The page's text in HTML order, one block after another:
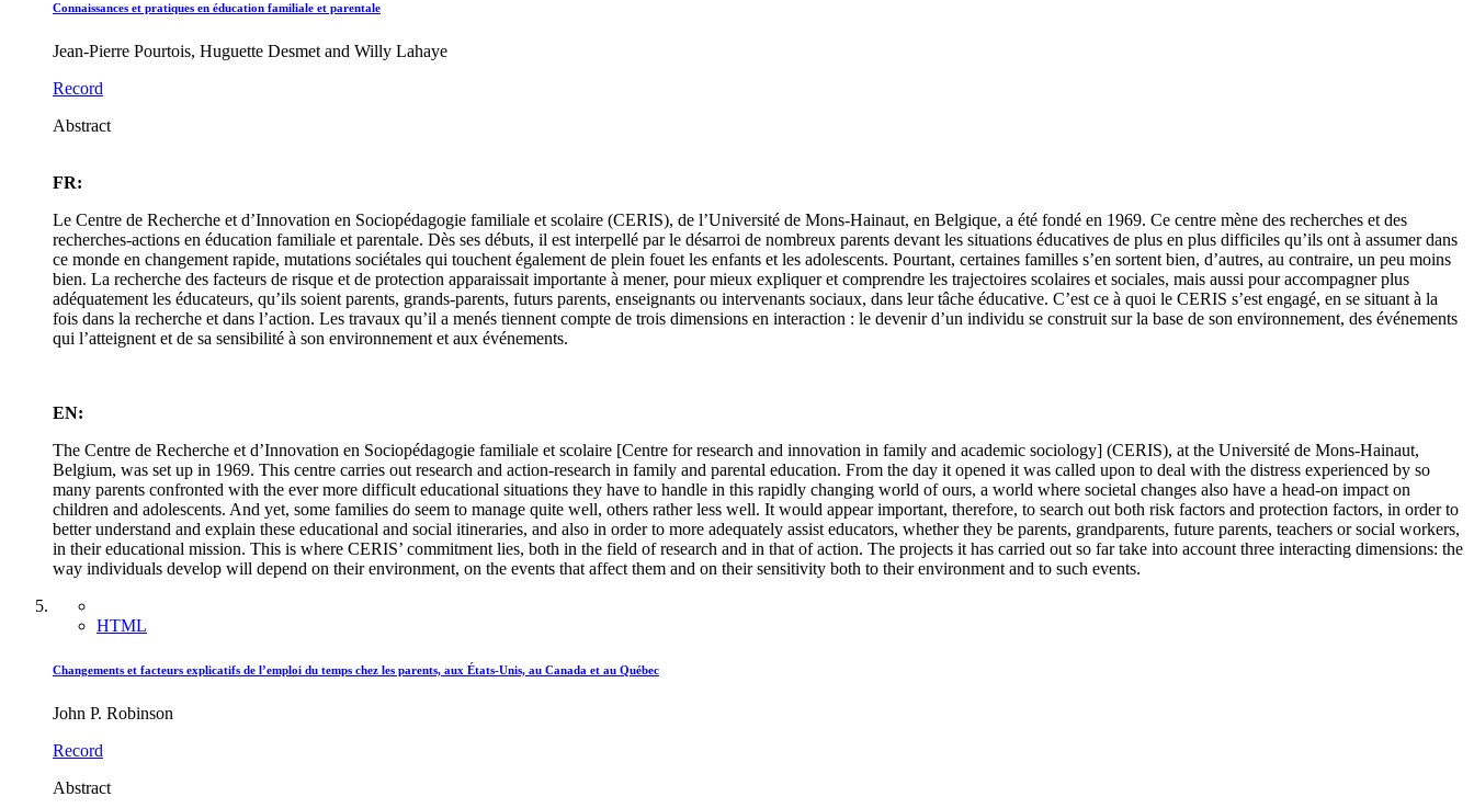
Connaissances et pratiques en éducation familiale et parentale
Jean-Pierre Pourtois, Huguette Desmet and Willy Lahaye
Record
Abstract
FR:
Le Centre de Recherche et d’Innovation en Sociopédagogie familiale et scolaire (CERIS), de l’Université de Mons-Hainaut, en Belgique, a été fondé en 1969. Ce centre mène des recherches et des
recherches-actions en éducation familiale et parentale. Dès ses débuts, il est interpellé par le désarroi de nombreux parents devant les situations éducatives de plus en plus difficiles qu’ils ont à assumer dans
ce monde en changement rapide, mutations sociétales qui touchent également de plein fouet les enfants et les adolescents. Pourtant, certaines familles s’en sortent bien, d’autres, au contraire, un peu moins
bien. La recherche des facteurs de risque et de protection apparaissait importante à mener, pour mieux expliquer et comprendre les trajectoires scolaires et sociales, mais aussi pour accompagner plus
adéquatement les éducateurs, qu’ils soient parents, grands-parents, futurs parents, enseignants ou intervenants sociaux, dans leur tâche éducative. C’est ce à quoi le CERIS s’est engagé, en se situant à la
fois dans la recherche et dans l’action. Les travaux qu’il a menés tiennent compte de trois dimensions en interaction : le devenir d’un individu se construit sur la base de son environnement, des événements
qui l’atteignent et de sa sensibilité à son environnement et aux événements.
EN:
The Centre de Recherche et d’Innovation en Sociopédagogie familiale et scolaire [Centre for research and innovation in family and academic sociology] (CERIS), at the Université de Mons-Hainaut,
Belgium, was set up in 1969. This centre carries out research and action-research in family and parental education. From the day it opened it was called upon to deal with the distress experienced by so
many parents confronted with the ever more difficult educational situations they have to handle in this rapidly changing world of ours, a world where societal changes also have a head-on impact on
children and adolescents. And yet, some families do seem to manage quite well, others rather less well. It would appear important, therefore, to search out both risk factors and protection factors, in order to
better understand and explain these educational and social itineraries, and also in order to more adequately assist educators, whether they be parents, grandparents, future parents, teachers or social workers,
in their educational mission. This is where CERIS’ commitment lies, both in the field of research and in that of action. The projects it has carried out so far take into account three interacting dimensions: the
way individuals develop will depend on their environment, on the events that affect them and on their sensitivity both to their environment and to such events.
HTML
Changements et facteurs explicatifs de l’emploi du temps chez les parents, aux États-Unis, au Canada et au Québec
John P. Robinson
Record
Abstract